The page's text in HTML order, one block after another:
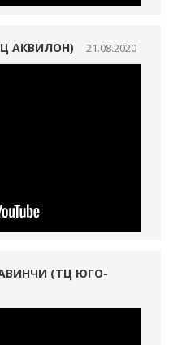
АКВИЛОН) 21.08.2020
(ТЦ ЮГО-